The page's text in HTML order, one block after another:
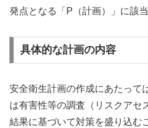
発点となる「P（計画）」に該当
具体的な計画の内容
安全衛生計画の作成にあたって
は有害性等の調査（リスクアセ
結果に基づいて対策を盛り込む